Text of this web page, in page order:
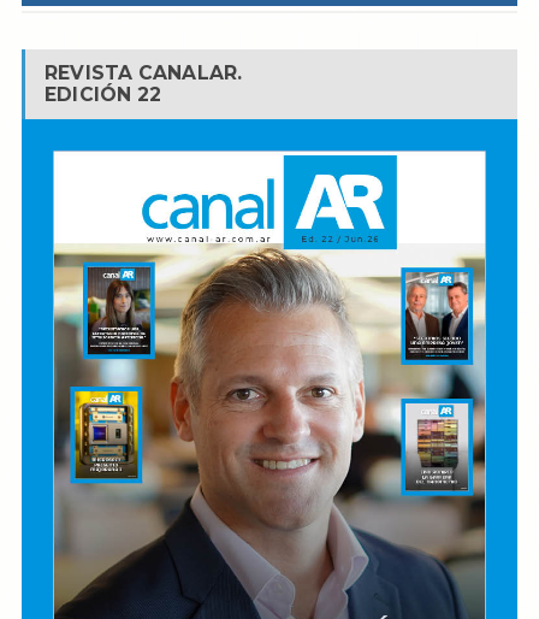
REVISTA CANALAR.
EDICIÓN 22